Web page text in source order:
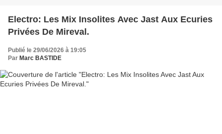
Electro: Les Mix Insolites Avec Jast Aux Ecuries
Privées De Mireval.
Publié le 29/06/2026 à 19:05
Par Marc BASTIDE